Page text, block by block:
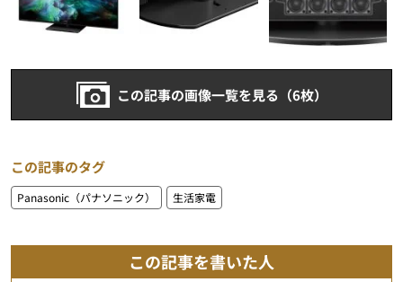
この記事の画像一覧を見る（6枚）
この記事のタグ
Panasonic（パナソニック） 生活家電
この記事を書いた人